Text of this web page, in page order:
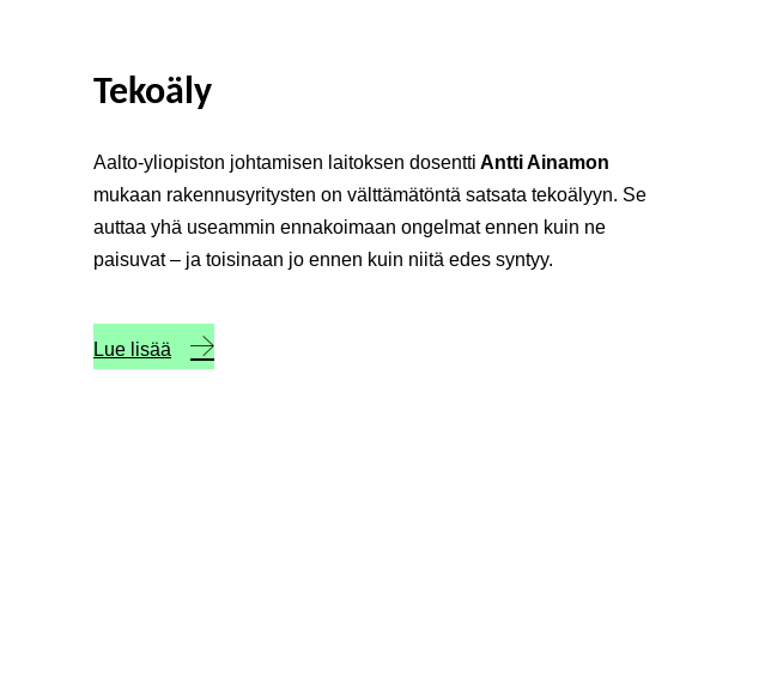
Tekoäly
Aalto-yliopiston johtamisen laitoksen dosentti Antti Ainamon
mukaan rakennusyritysten on välttämätöntä satsata tekoälyyn. Se
auttaa yhä useammin ennakoimaan ongelmat ennen kuin ne
paisuvat – ja toisinaan jo ennen kuin niitä edes syntyy.
Lue lisää